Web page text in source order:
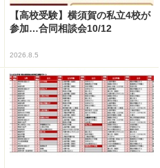
【高校受験】横須賀の私立4校が
参加…合同相談会10/12
2026.8.5